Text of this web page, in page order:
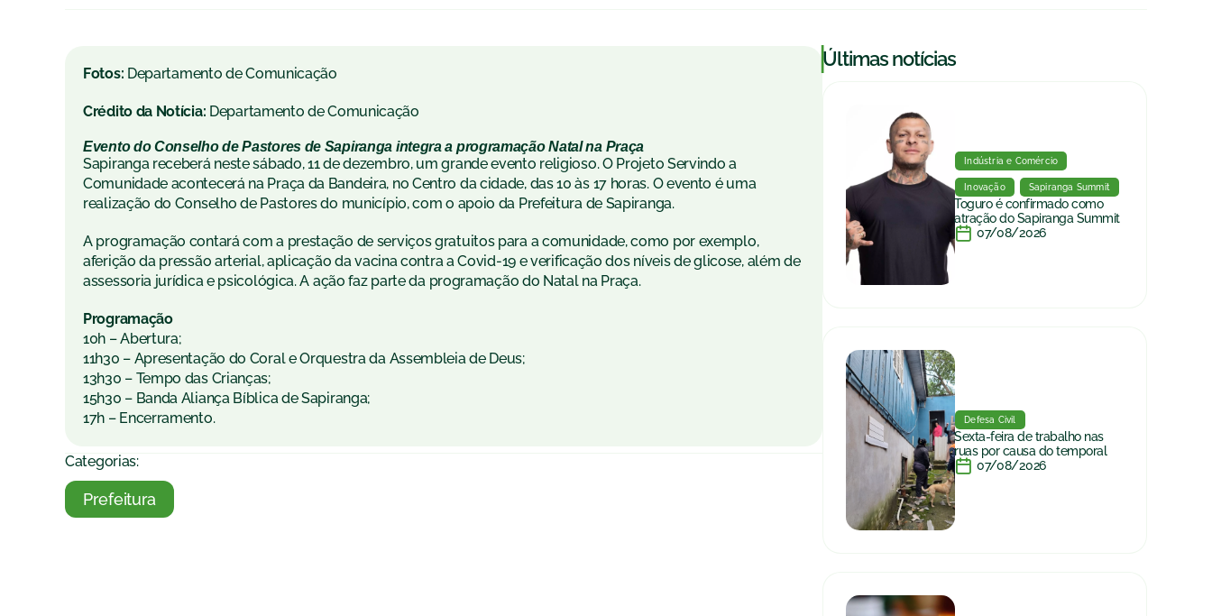
Fotos: Departamento de Comunicação
Crédito da Notícia: Departamento de Comunicação
Evento do Conselho de Pastores de Sapiranga integra a programação Natal na Praça
Sapiranga receberá neste sábado, 11 de dezembro, um grande evento religioso. O Projeto Servindo a
Comunidade acontecerá na Praça da Bandeira, no Centro da cidade, das 10 às 17 horas. O evento é uma
realização do Conselho de Pastores do município, com o apoio da Prefeitura de Sapiranga.
A programação contará com a prestação de serviços gratuitos para a comunidade, como por exemplo,
aferição da pressão arterial, aplicação da vacina contra a Covid-19 e verificação dos níveis de glicose, além de
assessoria jurídica e psicológica. A ação faz parte da programação do Natal na Praça.
Programação
10h – Abertura;
11h30 – Apresentação do Coral e Orquestra da Assembleia de Deus;
13h30 – Tempo das Crianças;
15h30 – Banda Aliança Bíblica de Sapiranga;
17h – Encerramento.
Categorias:
Prefeitura
|Últimas notícias
Indústria e Comércio
Inovação Sapiranga Summit
Toguro é confirmado como
atração do Sapiranga Summit
07/08/2026
Defesa Civil
Sexta-feira de trabalho nas
ruas por causa do temporal
07/08/2026